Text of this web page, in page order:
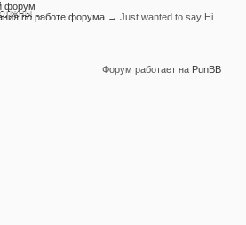
Чтобы отправить ответ, вы должны
войти илизарегистрироваться
форум
по работе форума → Just wanted to say Hi.
Форум работает на PunBB